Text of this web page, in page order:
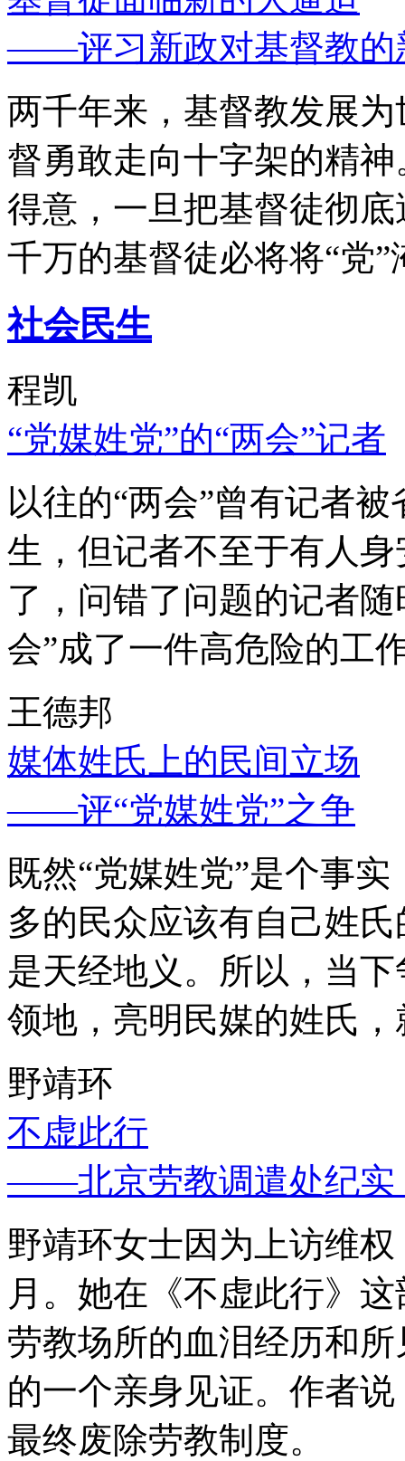
——评习新政对基督教的
两千年来，基督教发展
督勇敢走向十字架的精
得意，一旦把基督徒彻
千万的基督徒必将将“党”
社会民生
程凯
“党媒姓党”的“两会”记者
以往的“两会”曾有记者
生，但记者不至于有人
了，问错了问题的记者
会”成了一件高危险的工
王德邦
媒体姓氏上的民间立场
——评“党媒姓党”之争
既然“党媒姓党”是个事
多的民众应该有自己姓
是天经地义。所以，当
领地，亮明民媒的姓氏
野靖环
不虚此行
——北京劳教调遣处纪实
野靖环女士因为上访维
月。她在《不虚此行》
劳教场所的血泪经历和
的一个亲身见证。作者
最终废除劳教制度。